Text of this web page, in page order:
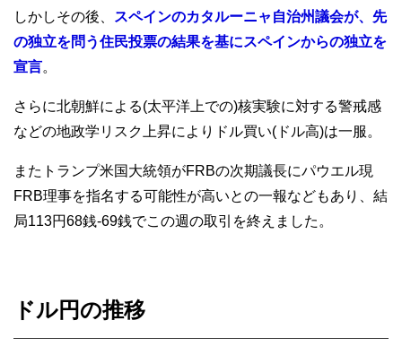
しかしその後、
スペインのカタルーニャ自治州議会が、先
の独立を問う住民投票の結果を基にスペインからの独立を
宣言。
さらに北朝鮮による(太平洋上での)核実験に対する警戒感
などの地政学リスク上昇によりドル買い(ドル高)は一服。
またトランプ米国大統領がFRBの次期議長にパウエル現
FRB理事を指名する可能性が高いとの一報などもあり、結
局113円68銭-69銭でこの週の取引を終えました。
ドル円の推移